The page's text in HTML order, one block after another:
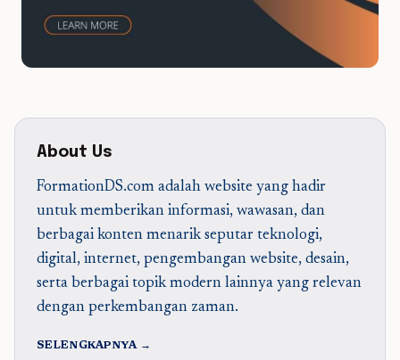
About Us
FormationDS.com adalah website yang hadir
untuk memberikan informasi, wawasan, dan
berbagai konten menarik seputar teknologi,
digital, internet, pengembangan website, desain,
serta berbagai topik modern lainnya yang relevan
dengan perkembangan zaman.
SELENGKAPNYA →